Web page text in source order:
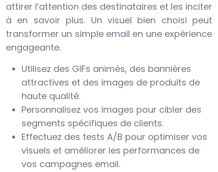
attirer l’attention des destinataires et les inciter
à en savoir plus. Un visuel bien choisi peut
transformer un simple email en une expérience
engageante.
Utilisez des GIFs animés, des bannières
attractives et des images de produits de
haute qualité.
Personnalisez vos images pour cibler des
segments spécifiques de clients.
Effectuez des tests A/B pour optimiser vos
visuels et améliorer les performances de
vos campagnes email.